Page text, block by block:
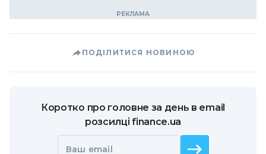
ПОДІЛИТИСЯ НОВИНОЮ
Коротко про головне за день в email
розсилці finance.ua
Ваш email